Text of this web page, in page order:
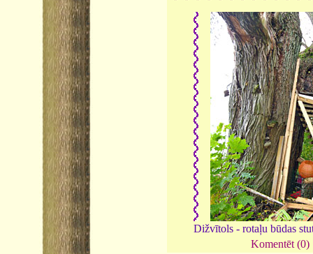
Dižvītols - rotaļu būdas
Komentēt (0)